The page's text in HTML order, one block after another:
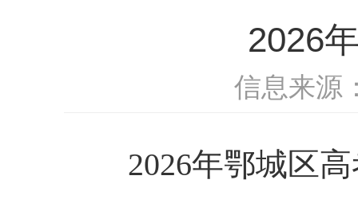
2026
信息来源
2026年鄂城区高